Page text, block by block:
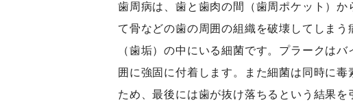
歯周病は、歯と歯肉の間（歯周ポケット）
て骨などの歯の周囲の組織を破壊してしま
（歯垢）の中にいる細菌です。プラークは
囲に強固に付着します。また細菌は同時に
ため、最後には歯が抜け落ちるという結果を